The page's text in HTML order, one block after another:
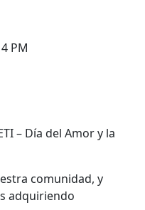
PM
– Día del Amor y la
comunidad, y
adquiriendo